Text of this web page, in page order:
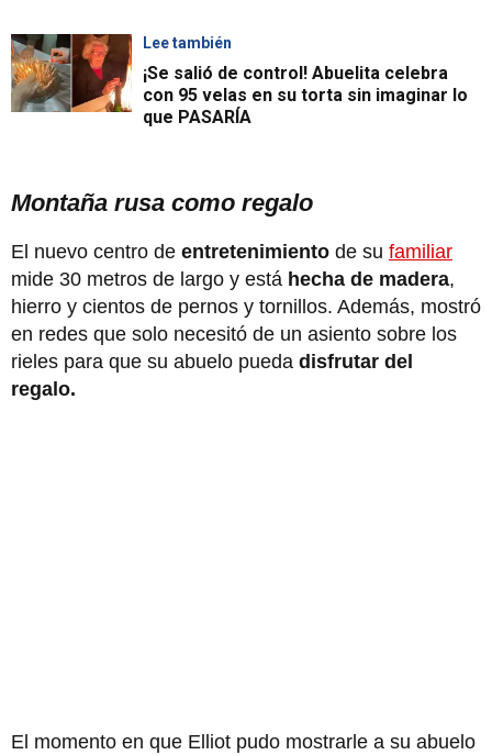
Lee también
¡Se salió de control! Abuelita celebra
con 95 velas en su torta sin imaginar lo
que PASARÍA
Montaña rusa como regalo
El nuevo centro de entretenimiento de su familiar
mide 30 metros de largo y está hecha de madera,
hierro y cientos de pernos y tornillos. Además, mostró
en redes que solo necesitó de un asiento sobre los
rieles para que su abuelo pueda disfrutar del
regalo.
El momento en que Elliot pudo mostrarle a su abuelo